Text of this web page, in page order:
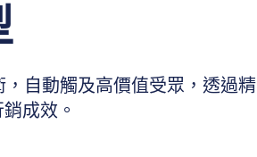
自動觸及高價值受眾，透過精
成效。